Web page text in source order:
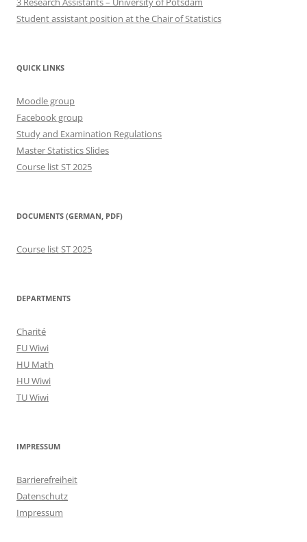
Student assistant position at the Chair of Statistics
QUICK LINKS
Moodle group
Facebook group
Study and Examination Regulations
Master Statistics Slides
Course list ST 2025
DOCUMENTS (GERMAN, PDF)
Course list ST 2025
DEPARTMENTS
Charité
FU Wiwi
HU Math
HU Wiwi
TU Wiwi
IMPRESSUM
Barrierefreiheit
Datenschutz
Impressum